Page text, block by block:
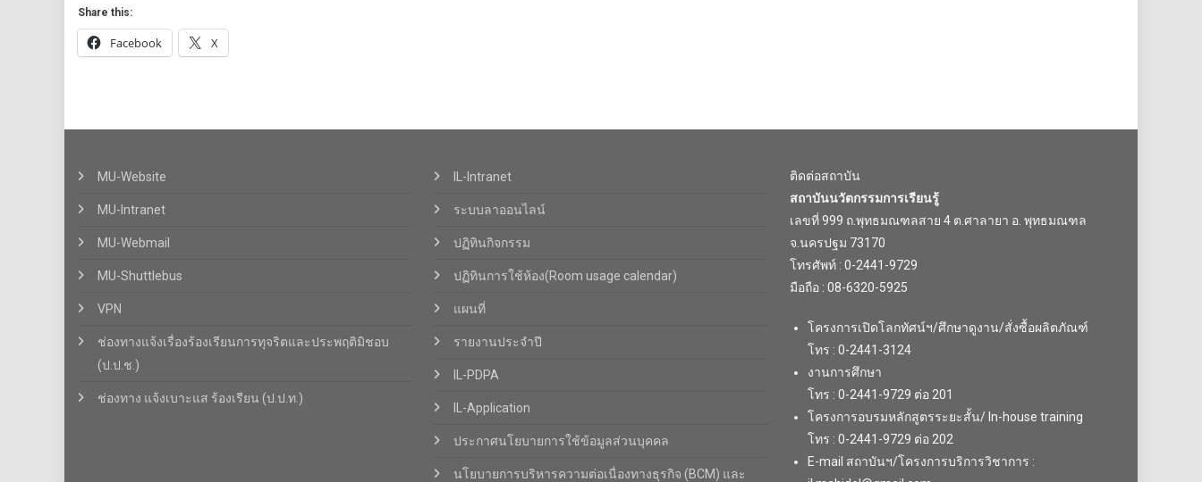
Share this:
Facebook X
MU-Website
MU-Intranet
MU-Webmail
MU-Shuttlebus
VPN
ช่องทางแจ้งเรื่องร้องเรียนการทุจริตและประพฤติมิชอบ
(ป.ป.ช.)
ช่องทาง แจ้งเบาะแส ร้องเรียน (ป.ป.ท.)
IL-Intranet
ระบบลาออนไลน์
ปฏิทินกิจกรรม
ปฏิทินการใช้ห้อง(Room usage calendar)
แผนที่
รายงานประจำปี
IL-PDPA
IL-Application
ประกาศนโยบายการใช้ข้อมูลส่วนบุคคล
นโยบายการบริหารความต่อเนื่องทางธุรกิจ (BCM) และ
ติดต่อสถาบัน
สถาบันนวัตกรรมการเรียนรู้
เลขที่ 999 ถ.พุทธมณฑลสาย 4 ต.ศาลายา อ. พุทธมณฑล
จ.นครปฐม 73170
โทรศัพท์ : 0-2441-9729
มือถือ : 08-6320-5925
โครงการเปิดโลกทัศน์ฯ/ศึกษาดูงาน/สั่งซื้อผลิตภัณฑ์
โทร : 0-2441-3124
งานการศึกษา
โทร : 0-2441-9729 ต่อ 201
โครงการอบรมหลักสูตรระยะสั้น/ In-house training
โทร : 0-2441-9729 ต่อ 202
E-mail สถาบันฯ/โครงการบริการวิชาการ :